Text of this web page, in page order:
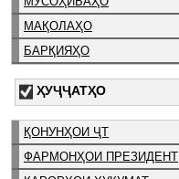
МАҚОЛАҲО
БАРҚИЯҲО
ҲУҶҶАТҲО
ҚОНУНҲОИ ҶТ
ФАРМОНҲОИ ПРЕЗИДЕНТ